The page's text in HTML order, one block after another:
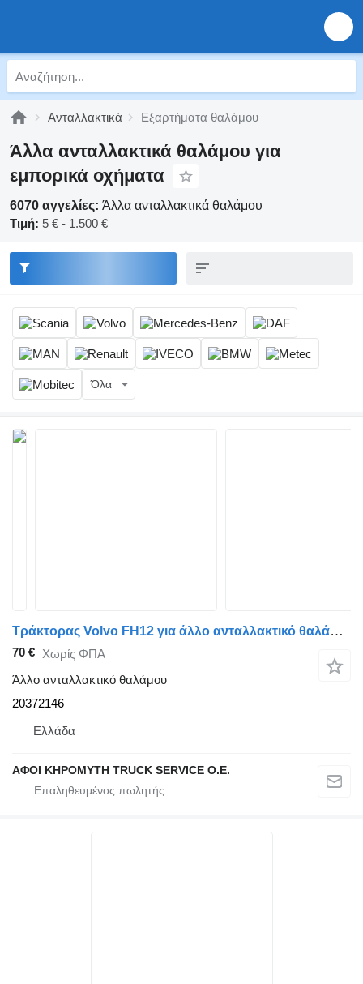
Ανταλλακτικά Εξαρτήματα θαλάμου
Άλλα ανταλλακτικά θαλάμου για
εμπορικά οχήματα
6070 αγγελίες: Άλλα ανταλλακτικά θαλάμου
Τιμή: 5 € - 1.500 €
Όλα
Τράκτορας Volvo FH12 για άλλο ανταλλακτικό θαλάμου ΠΟΤΗΡΟΘΗΚΗ 20372146
70 € Χωρίς ΦΠΑ
Άλλο ανταλλακτικό θαλάμου
20372146
Ελλάδα
ΑΦΟΙ ΚΗΡΟΜΥΤΗ TRUCK SERVICE Ο.Ε.